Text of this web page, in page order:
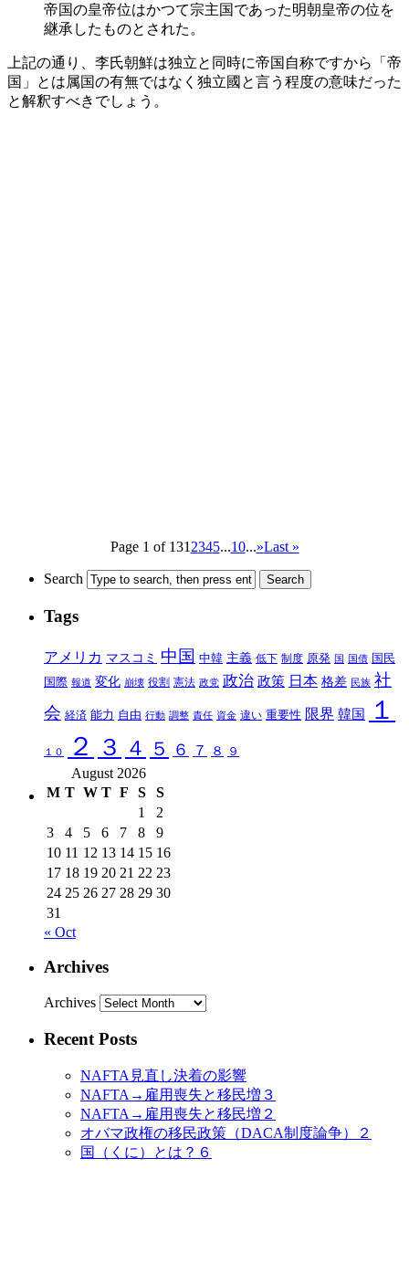
帝国の皇帝位はかつて宗主国であった明朝皇帝の位を
継承したものとされた。
上記の通り、李氏朝鮮は独立と同時に帝国自称ですから「帝
国」とは属国の有無ではなく独立國と言う程度の意味だった
と解釈すべきでしょう。
Page 1 of 131 2345...10...»Last »
Search
Tags
アメリカ マスコミ 中国 中韓 主義 低下 制度 原発 国 国債 国民
国際 報道 変化 崩壊 役割 憲法 政党 政治 政策 日本 格差 民族 社
会 経済 能力 自由 行動 調整 責任 資金 違い 重要性 限界 韓国 １
１０ ２ ３ ４ ５ ６ ７ ８ ９
August 2026
M T W T F S
S
1
2
3
4 5 6 7 8
9
10 11 12 13 14 15 16
17 18 19 20 21 22 23
24 25 26 27 28 29 30
31
« Oct
Archives
Archives
Recent Posts
NAFTA見直し決着の影響
NAFTA→雇用喪失と移民増３
NAFTA→雇用喪失と移民増２
オバマ政権の移民政策（DACA制度論争）２
国（くに）とは？６